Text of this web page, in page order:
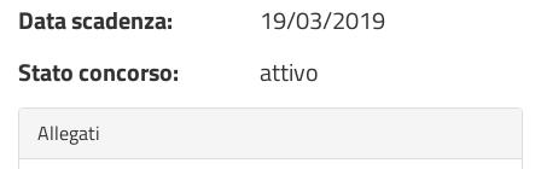
Data scadenza:
19/03/2019
Stato concorso:
attivo
Nascondi
Allegati